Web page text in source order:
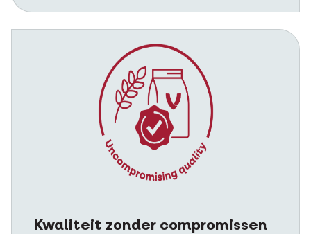
Kwaliteit zonder compromissen